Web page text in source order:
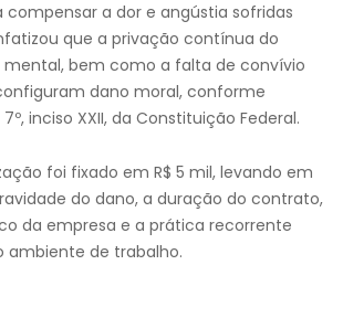
compensar a dor e angústia sofridas
que a privação contínua do
mental, bem como a falta de convívio
dano moral, conforme
inciso XXII, da Constituição Federal.
foi fixado em R$ 5 mil, levando em
do dano, a duração do contrato,
da empresa e a prática recorrente
ambiente de trabalho.